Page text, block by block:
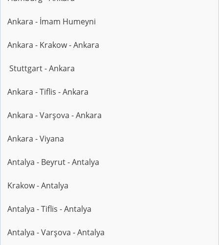
Ankara - İmam Humeyni
Ankara - Krakow - Ankara
Stuttgart - Ankara
Ankara - Tiflis - Ankara
Ankara - Varşova - Ankara
Ankara - Viyana
Antalya - Beyrut - Antalya
Krakow - Antalya
Antalya - Tiflis - Antalya
Antalya - Varşova - Antalya